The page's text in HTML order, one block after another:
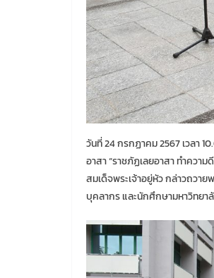
วันที่ 24 กรกฏาคม 2567 เวลา
อาสา “ราชภัฏเลยอาสา ทำควา
สมเด็จพระเจ้าอยู่หัว กล่าวถวา
บุคลากร และนักศึกษามหาวิทยา